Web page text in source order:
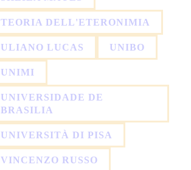
TEORIA DELL'ETERONIMIA
ULIANO LUCAS UNIBO
UNIMI
UNIVERSIDADE DE
BRASILIA
UNIVERSITÀ DI PISA
VINCENZO RUSSO